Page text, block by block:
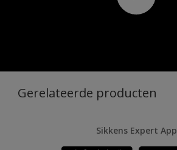
Gerelateerde producten
Sikkens Expert App